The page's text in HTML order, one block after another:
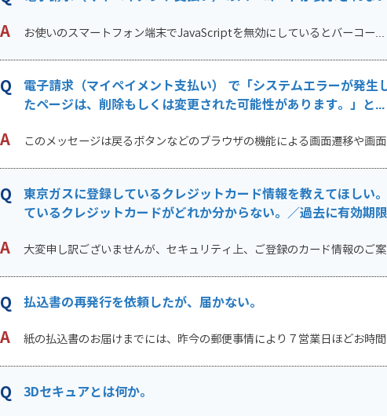
お使いのスマートフォン端末でJavaScriptを無効にしているとバーコー...
電子請求（マイペイメント支払い） で「システムエラーが発
たページは、削除もしくは変更された可能性があります。」と...
このメッセージは戻るボタンなどのブラウザの機能による画面遷移や画
東京ガスに登録しているクレジットカード情報を教えてほしい
ているクレジットカードがどれか分からない。／過去に有効期
大変申し訳ございませんが、セキュリティ上、ご登録のカード情報のご
払込書の再発行を依頼したが、届かない。
紙の払込書のお届けまでには、昨今の郵便事情により７営業日ほどお時
3Dセキュアとは何か。